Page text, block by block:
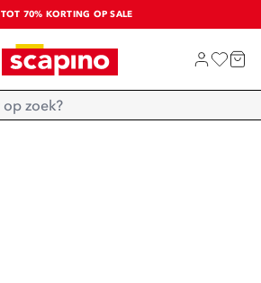
TOT 70% KORTING OP SALE
SALE: LAATSTE KANS!
SHOP NIEUW
Home